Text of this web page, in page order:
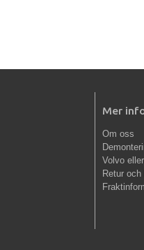
Mer
Om oss
Volvo
Retur